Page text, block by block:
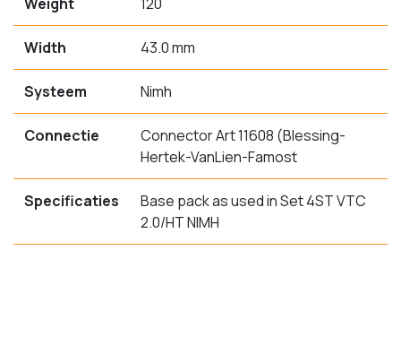
Width 43.0 mm
Systeem Nimh
Connectie
Connector Art 11608 (Blessing-
Hertek-VanLien-Famost
Specificaties
Base pack as used in Set 4ST VTC
2.0/HT NIMH